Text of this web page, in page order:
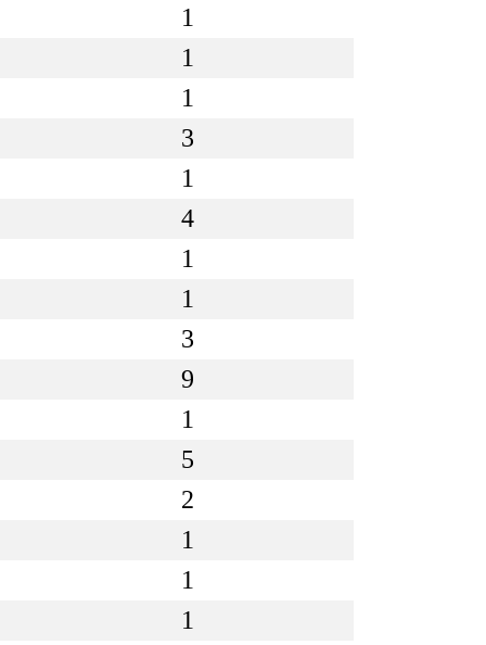
1
1
1
3
1
4
1
1
3
9
1
5
2
1
1
1